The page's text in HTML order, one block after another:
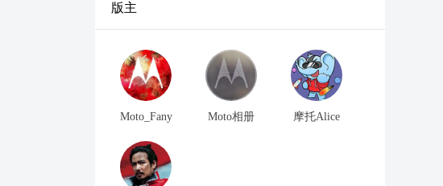
版主
Moto_Fany Moto相册 摩托Alice